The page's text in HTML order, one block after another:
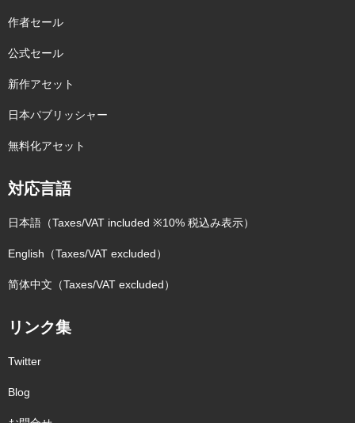
作者セール
公式セール
新作アセット
日本パブリッシャー
無料化アセット
対応言語
日本語（Taxes/VAT included ※10% 税込み表示）
English（Taxes/VAT excluded）
简体中文（Taxes/VAT excluded）
リンク集
Twitter
Blog